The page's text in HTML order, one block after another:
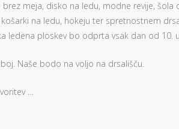
brez meja, disko na ledu, modne revije,
na ledu, hokeju ter spretnostnem
ledena ploskev bo odprta vsak dan od
Naše bodo na voljo na drsališču.
…